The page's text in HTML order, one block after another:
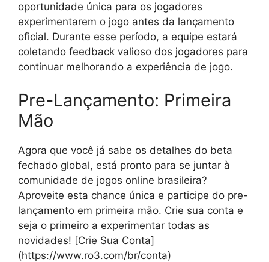
oportunidade única para os jogadores
experimentarem o jogo antes da lançamento
oficial. Durante esse período, a equipe estará
coletando feedback valioso dos jogadores para
continuar melhorando a experiência de jogo.
Pre-Lançamento: Primeira
Mão
Agora que você já sabe os detalhes do beta
fechado global, está pronto para se juntar à
comunidade de jogos online brasileira?
Aproveite esta chance única e participe do pre-
lançamento em primeira mão. Crie sua conta e
seja o primeiro a experimentar todas as
novidades! [Crie Sua Conta]
(https://www.ro3.com/br/conta)